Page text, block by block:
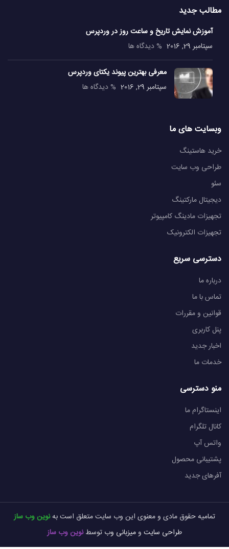
مطالب جدید
آموزش نمایش تاریخ و ساعت روز در وردپرس
سپتامبر 29, 2016
% دیدگاه ها
معرفی بهترین پیوند یکتای وردپرس
سپتامبر 29, 2016
% دیدگاه ها
وبسایت های ما
خرید هاستینگ
طراحی وب سایت
سئو
دیجیتال مارکتینگ
تجهیزات مادینگ کامپیوتر
تجهیزات الکترونیک
دسترسی سریع
درباره ما
تماس با ما
قوانین و مقررات
پنل کاربری
اخبار جدید
خدمات ما
منو دسترسی
اینستاگرام ما
کانال تلگرام
واتس آپ
پشتیبانی محصول
آفرهای جدید
تمامیه حقوق مادی و معنوی این وب سایت متعلق است بهنوین وب ساز
طراحی سایت و میزبانی وب توسطنوین وب ساز